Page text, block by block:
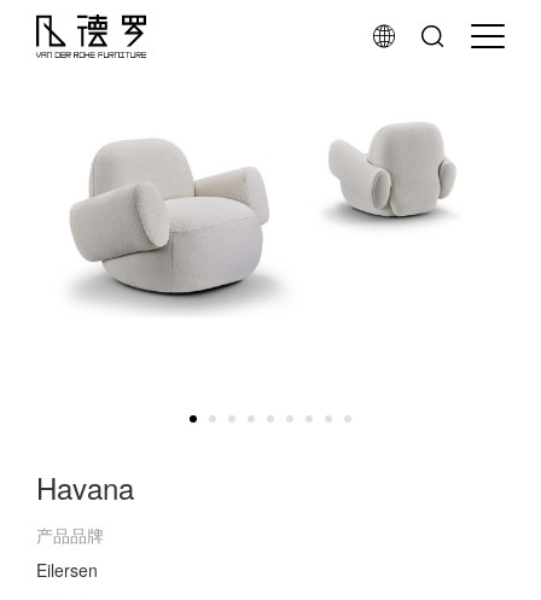
Havana
产品品牌
Eilersen